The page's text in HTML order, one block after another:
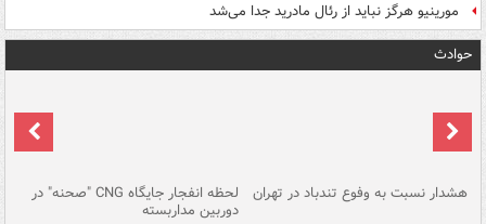
مورینیو هرگز نباید از رئال مادرید جدا می‌شد
حوادث
هشدار نسبت به وفوع تندباد در تهران لحظه انفجار جایگاه CNG "صحنه" در
دوربین مداربسته